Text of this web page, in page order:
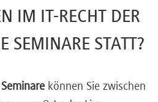
IM IT-RECHT DER
SEMINARE STATT?
Seminare können Sie zwischen